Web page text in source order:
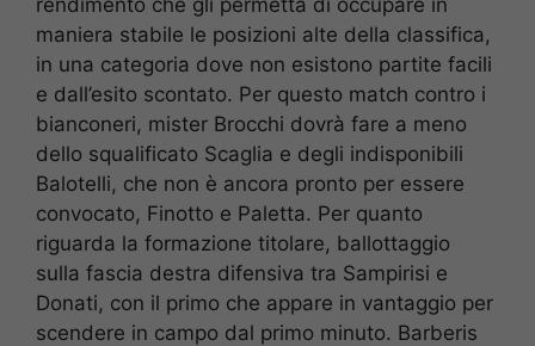
maniera stabile le posizioni alte della classifica,
in una categoria dove non esistono partite facili
e dall’esito scontato. Per questo match contro i
bianconeri, mister Brocchi dovrà fare a meno
dello squalificato Scaglia e degli indisponibili
Balotelli, che non è ancora pronto per essere
convocato, Finotto e Paletta. Per quanto
riguarda la formazione titolare, ballottaggio
sulla fascia destra difensiva tra Sampirisi e
Donati, con il primo che appare in vantaggio per
scendere in campo dal primo minuto. Barberis